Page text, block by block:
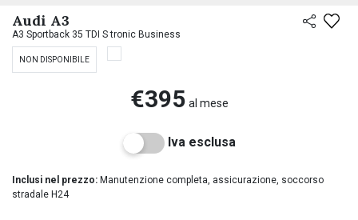
Audi A3
A3 Sportback 35 TDI S tronic Business
NON DISPONIBILE
€395 al mese
Iva esclusa
Inclusi nel prezzo: Manutenzione completa, assicurazione, soccorso
stradale H24